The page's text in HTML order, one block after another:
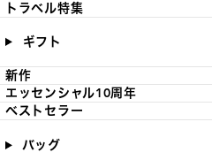
トラベル特集
ギフト
新作
エッセンシャル10周年
ベストセラー
バッグ